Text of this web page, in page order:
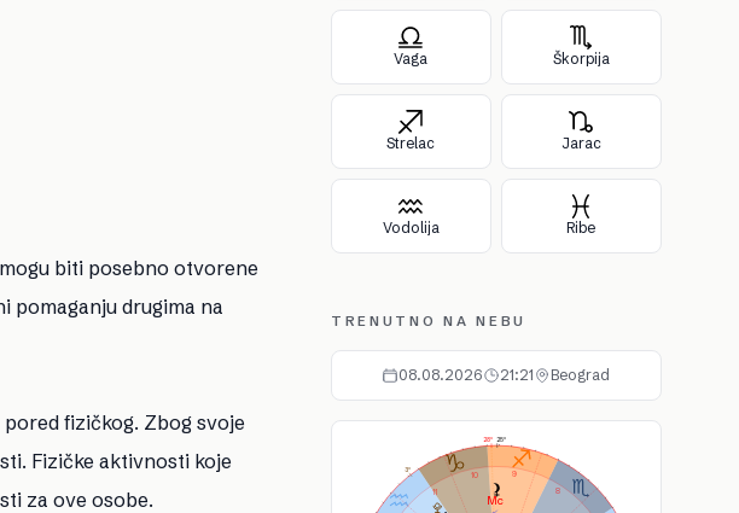
biti posebno otvorene
pomaganju drugima na
fizičkog. Zbog svoje
Fizičke aktivnosti koje
za ove osobe.
Vaga Škorpija
Strelac Jarac
Vodolija Ribe
TRENUTNO NA NEBU
08.08.2026 21:21 Beograd
8
9
10
11
3°
28° 25°